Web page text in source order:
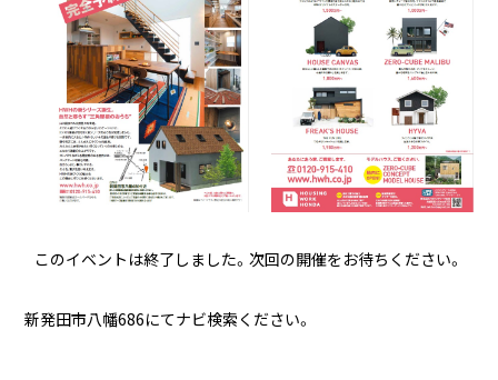
このイベントは終了しました。次回の開催をお待ちください。
新発田市八幡686にてナビ検索ください。